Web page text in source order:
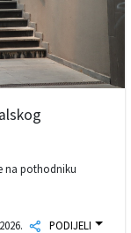
na pothodniku
PODIJELI